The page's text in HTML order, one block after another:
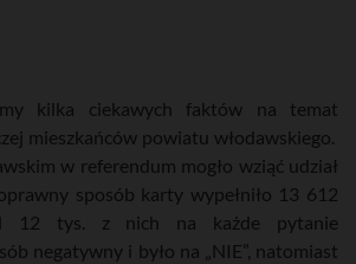
kilka ciekawych faktów na temat
mieszkańców powiatu włodawskiego.
w referendum mogło wziąć udział
sposób karty wypełniło 13 612
12 tys. z nich na każde pytanie
negatywny i było na „NIE”, natomiast